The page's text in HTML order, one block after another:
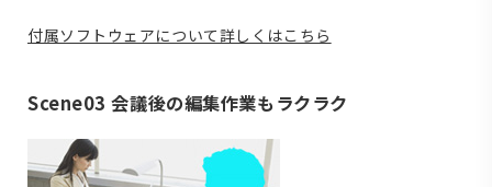
付属ソフトウェアについて詳しくはこちら
Scene03 会議後の編集作業もラクラク